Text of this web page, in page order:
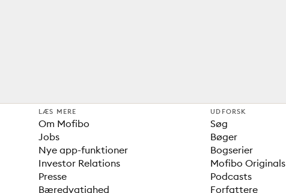
LÆS MERE
Om Mofibo
Jobs
Nye app-funktioner
Investor Relations
Presse
Bæredygtighed
UDFORSK
Søg
Bøger
Bogserier
Mofibo Originals
Podcasts
Forfattere